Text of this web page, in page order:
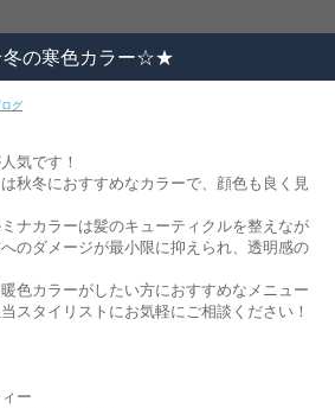
の寒色カラー☆★
グ
気です！
秋冬におすすめなカラーで、顔色も良く見
ナカラーは髪のキューティクルを整えなが
のダメージが最小限に抑えられ、透明感の
色カラーがしたい方におすすめなメニュー
スタイリストにお気軽にご相談ください！
ー